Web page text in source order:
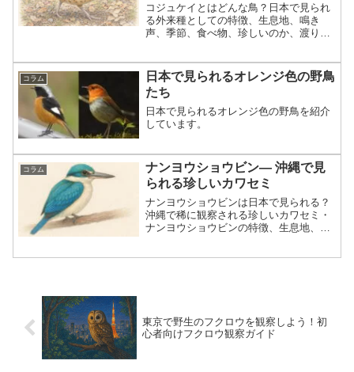
コジュケイとはどんな鳥？日本で見られ
る外来種としての特徴、生息地、鳴き
声、季節、食べ物、珍しいのか、渡りを
コラム
日本で見られるオレンジ色の野鳥
たち
日本で見られるオレンジ色の野鳥を紹介
しています。
コラム
ナンヨウショウビン— 沖縄で見
られる珍しいカワセミ
ナンヨウショウビンは日本で見られる？
沖縄で稀に観察される珍しいカワセミ・
ナンヨウショウビンの特徴、生息地、探
東京で野生のフクロウを観察しよう！初
心者向けフクロウ観察ガイド